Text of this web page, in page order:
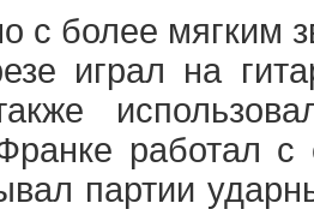
с более мягким
играл на
работал с
партии